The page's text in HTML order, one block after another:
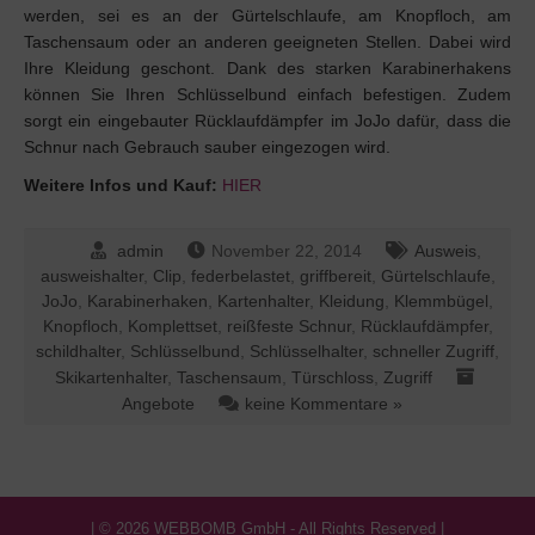
werden, sei es an der Gürtelschlaufe, am Knopfloch, am
Taschensaum oder an anderen geeigneten Stellen. Dabei wird
Ihre Kleidung geschont. Dank des starken Karabinerhakens
können Sie Ihren Schlüsselbund einfach befestigen. Zudem
sorgt ein eingebauter Rücklaufdämpfer im JoJo dafür, dass die
Schnur nach Gebrauch sauber eingezogen wird.
Weitere Infos und Kauf: HIER
admin November 22, 2014 Ausweis
ausweishalter, Clip federbelastet, griffbereit, Gürtelschlaufe
JoJo
Karabinerhaken Kartenhalter Kleidung Klemmbügel
Knopfloch
Komplettset, reißfeste Schnur, Rücklaufdämpfer,
schildhalter Schlüsselbund Schlüsselhalter schneller Zugriff
Skikartenhalter Taschensaum Türschloss
Zugriff
Angebote
keine Kommentare »
| © 2026 WEBBOMB GmbH - All Rights Reserved |